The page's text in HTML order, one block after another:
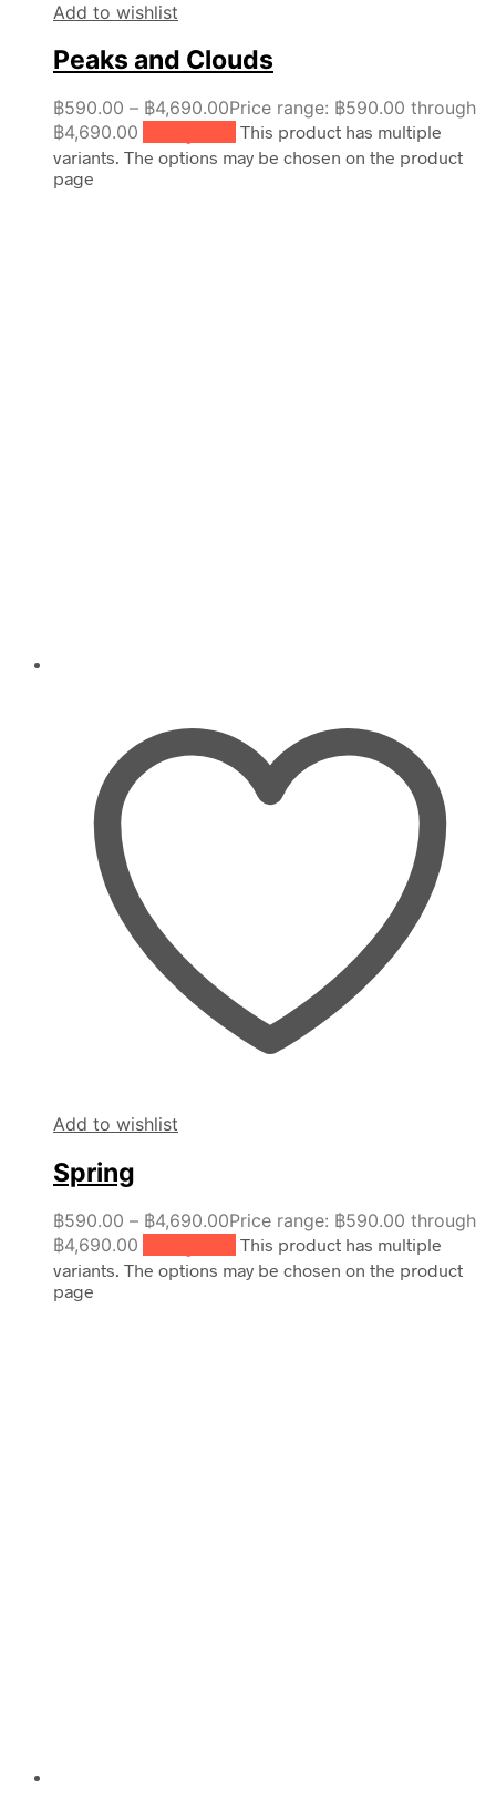
Add to wishlist
Peaks and Clouds
฿590.00 – ฿4,690.00Price range: ฿590.00 through
฿4,690.00
This product has multiple
variants. The options may be chosen on the product
page
Add to wishlist
Spring
฿590.00 – ฿4,690.00Price range: ฿590.00 through
฿4,690.00
This product has multiple
variants. The options may be chosen on the product
page